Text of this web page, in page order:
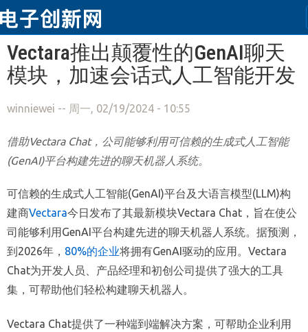
跳转到主要内容
Vectara推出颠覆性的GenAI聊天
模块，加速会话式人工智能开发
winniewei -- 周一, 02/19/2024 - 10:55
借助Vectara Chat，公司能够利用可信赖的生成式人工智能
(GenAI)平台构建先进的聊天机器人系统。
可信赖的生成式人工智能(GenAI)平台及大语言模型(LLM)构
建商Vectara今日发布了其最新模块Vectara Chat，旨在使公
司能够利用GenAI平台构建先进的聊天机器人系统。据预测，
到2026年， 80%的企业将拥有GenAI驱动的应用。Vectara
Chat为开发人员、产品经理和初创公司提供了强大的工具
集，可帮助他们轻松构建聊天机器人。
Vectara Chat提供了一种端到端解决方案，可帮助企业利用